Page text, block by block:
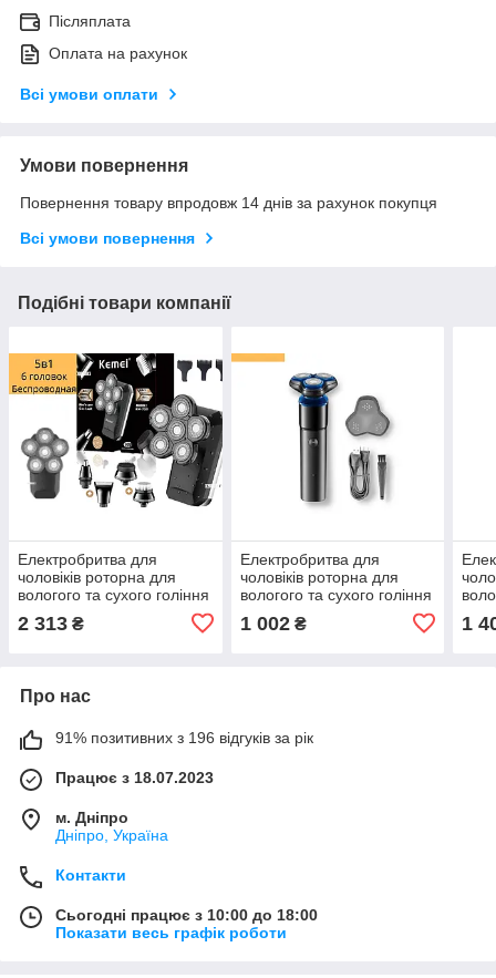
Післяплата
Оплата на рахунок
Всі умови оплати
Умови повернення
Повернення товару впродовж 14 днів за рахунок покупця
Всі умови повернення
Подібні товари компанії
Електробритва для
чоловіків роторна для
вологого та сухого гоління
з плаваючими головками
та триммером 5в1 Kemei
2 313 ₴
Електробритва для
чоловіків роторна для
вологого та сухого гоління
з плаваючими головками
XPRO V-325 чорна
1 002₴ 1
Про нас
91% позитивних з 196 відгуків за рік
Працює з 18.07.2023
м. Дніпро
Дніпро, Україна
Контакти
Сьогодні працює з 10:00 до 18:00
Показати весь графік роботи